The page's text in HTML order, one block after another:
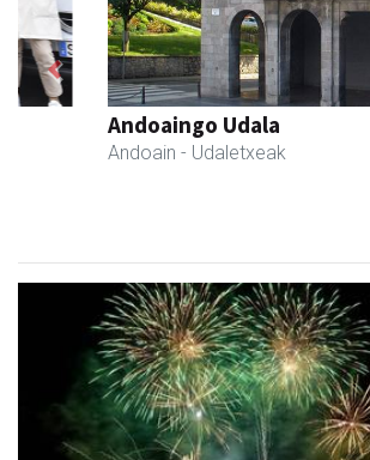
Andoaingo Udala
- Udaletxeak
Previous